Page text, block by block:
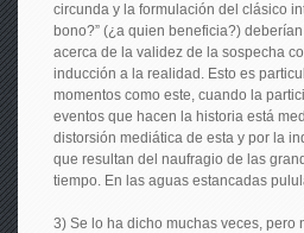
circunda y la formulación del clásico
bono?” (¿a quien beneficia?)
acerca de la validez de la sospecha
inducción a la realidad. Esto es
momentos como este, cuando la
eventos que hacen la historia está
distorsión mediática de esta y por la
que resultan del naufragio de las
tiempo. En las aguas estancadas
3) Se lo ha dicho muchas veces, pero